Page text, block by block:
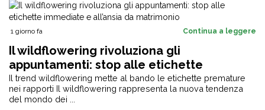
1 giorno fa Continua a leggere
Il wildflowering rivoluziona gli
appuntamenti: stop alle etichette
immediate e all’ansia da matrimonio
Il trend wildflowering mette al bando le etichette premature
nei rapporti Il wildflowering rappresenta la nuova tendenza
del mondo dei ...